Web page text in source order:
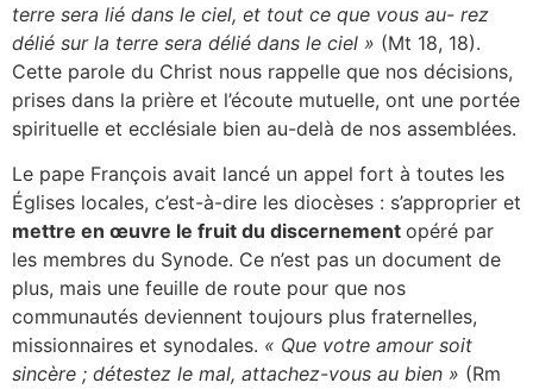
terre sera lié dans le ciel, et tout ce que vous au- rez
délié sur la terre sera délié dans le ciel » (Mt 18, 18).
Cette parole du Christ nous rappelle que nos décisions,
prises dans la prière et l’écoute mutuelle, ont une portée
spirituelle et ecclésiale bien au-delà de nos assemblées.
Le pape François avait lancé un appel fort à toutes les
Églises locales, c’est-à-dire les diocèses : s’approprier et
mettre en œuvre le fruit du discernement opéré par
les membres du Synode. Ce n’est pas un document de
plus, mais une feuille de route pour que nos
communautés deviennent toujours plus fraternelles,
missionnaires et synodales. « Que votre amour soit
sincère ; détestez le mal, attachez-vous au bien » (Rm